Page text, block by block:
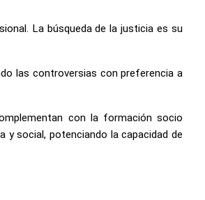
La búsqueda de la justicia es su
las controversias con preferencia a
con la formación socio
y social, potenciando la capacidad de